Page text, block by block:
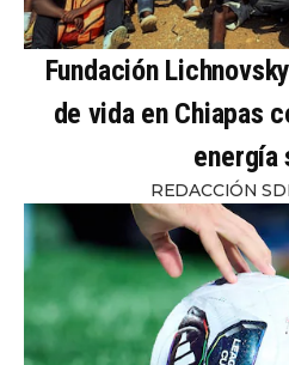
Fundación
de vida en Chiapas
energía
REDACCIÓN